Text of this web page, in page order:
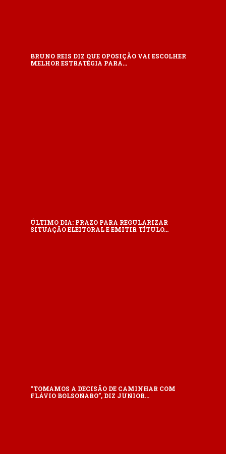
BRUNO REIS DIZ QUE OPOSIÇÃO VAI ESCOLHER
MELHOR ESTRATÉGIA PARA…
ÚLTIMO DIA: PRAZO PARA REGULARIZAR
SITUAÇÃO ELEITORAL E EMITIR TÍTULO…
“TOMAMOS A DECISÃO DE CAMINHAR COM
FLÁVIO BOLSONARO”, DIZ JUNIOR…